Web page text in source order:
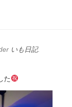
いも日記.
た